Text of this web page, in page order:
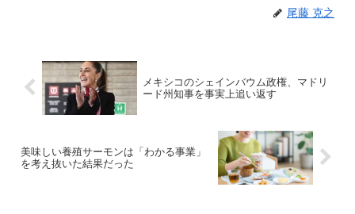
尾藤 克之
メキシコのシェインバウム政権、マドリ
ード州知事を事実上追い返す
美味しい養殖サーモンは「わかる事業」
を考え抜いた結果だった